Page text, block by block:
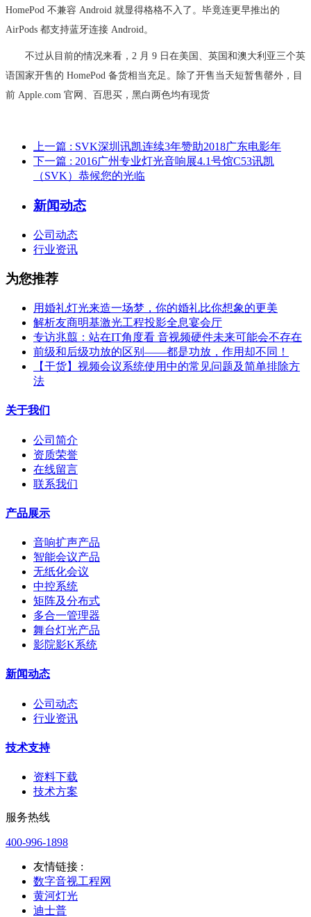
HomePod 不兼容 Android 就显得格格不入了。毕竟连更早推出的
AirPods 都支持蓝牙连接 Android。
不过从目前的情况来看，2 月 9 日在美国、英国和澳大利亚三个英
语国家开售的 HomePod 备货相当充足。除了开售当天短暂售罄外，目
前 Apple.com 官网、百思买，黑白两色均有现货
上一篇 : SVK深圳讯凯连续3年赞助2018广东电影年
下一篇 : 2016广州专业灯光音响展4.1号馆C53讯凯
（SVK）恭候您的光临
新闻动态
公司动态
行业资讯
为您推荐
用婚礼灯光来造一场梦，你的婚礼比你想象的更美
解析友商明基激光工程投影全息宴会厅
专访兆翦：站在IT角度看 音视频硬件未来可能会不存在
前级和后级功放的区别——都是功放，作用却不同！
【干货】视频会议系统使用中的常见问题及简单排除方
法
关于我们
公司简介
资质荣誉
在线留言
联系我们
产品展示
音响扩声产品
智能会议产品
无纸化会议
中控系统
矩阵及分布式
多合一管理器
舞台灯光产品
影院影K系统
新闻动态
公司动态
行业资讯
技术支持
资料下载
技术方案
服务热线
400-996-1898
友情链接 :
数字音视工程网
黄河灯光
迪士普